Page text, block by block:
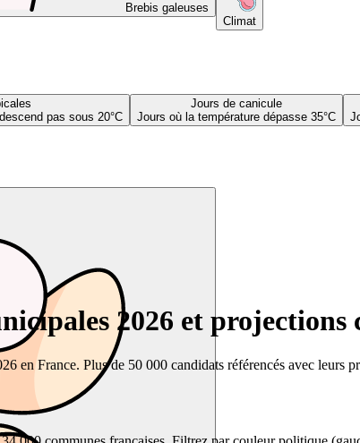
Brebis galeuses
Climat
pas sous 20°C
Jours de canicule
Jours où la température dépasse 35°C
2026 et projections
en France. Plus de 50 000 candidats référencés avec leurs